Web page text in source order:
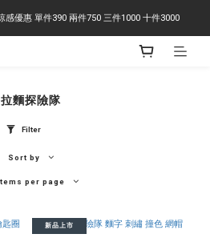
閱LINE即享95折優惠
感優惠 單件390 兩件750 三件1000 十件3000
拉麵探險隊
Filter
Sort by
per page
新品上市